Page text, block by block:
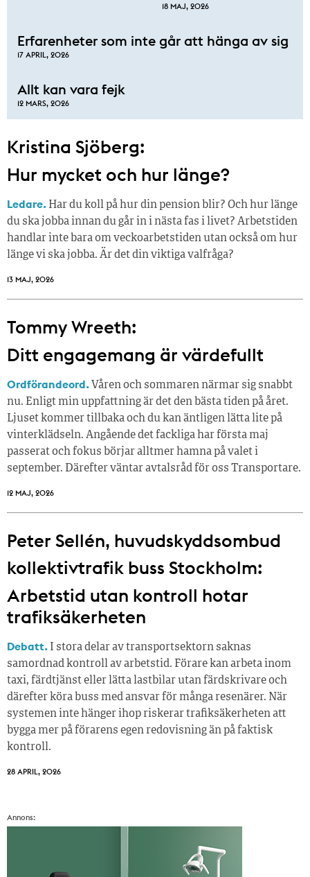
18 MAJ, 2026
Erfarenheter som inte går att hänga av sig
17 APRIL, 2026
Allt kan vara fejk
12 MARS, 2026
Kristina Sjöberg:
Hur mycket och hur länge?
Ledare. Har du koll på hur din pension blir? Och hur länge
du ska jobba innan du går in i nästa fas i livet? Arbetstiden
handlar inte bara om veckoarbetstiden utan också om hur
länge vi ska jobba. Är det din viktiga valfråga?
13 MAJ, 2026
Tommy Wreeth:
Ditt engagemang är värdefullt
Ordförandeord. Våren och sommaren närmar sig snabbt
nu. Enligt min uppfattning är det den bästa tiden på året.
Ljuset kommer tillbaka och du kan äntligen lätta lite på
vinterklädseln. Angående det fackliga har första maj
passerat och fokus börjar alltmer hamna på valet i
september. Därefter väntar avtalsråd för oss Transportare.
12 MAJ, 2026
Peter Sellén, huvudskyddsombud
kollektivtrafik buss Stockholm:
Arbetstid utan kontroll hotar
trafiksäkerheten
Debatt. I stora delar av transportsektorn saknas
samordnad kontroll av arbetstid. Förare kan arbeta inom
taxi, färdtjänst eller lätta lastbilar utan färdskrivare och
därefter köra buss med ansvar för många resenärer. När
systemen inte hänger ihop riskerar trafiksäkerheten att
bygga mer på förarens egen redovisning än på faktisk
kontroll.
28 APRIL, 2026
Annons: